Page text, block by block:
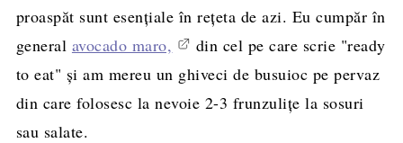
proaspăt sunt esenţiale în reţeta de azi. Eu cumpăr în
general avocado maro,
din cel pe care scrie "ready
to eat" şi am mereu un ghiveci de busuioc pe pervaz
din care folosesc la nevoie 2-3 frunzuliţe la sosuri
sau salate.